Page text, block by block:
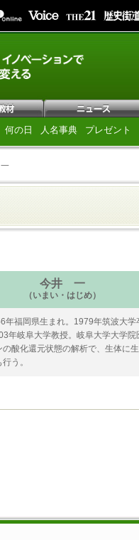
何の日 人名事典 プレゼント
今井 一
（いまい・はじめ）
年福岡県生まれ。1979年筑波大
年岐阜大学教授。岐阜大学大学
酸化還元状態の解析で、生体に
う。